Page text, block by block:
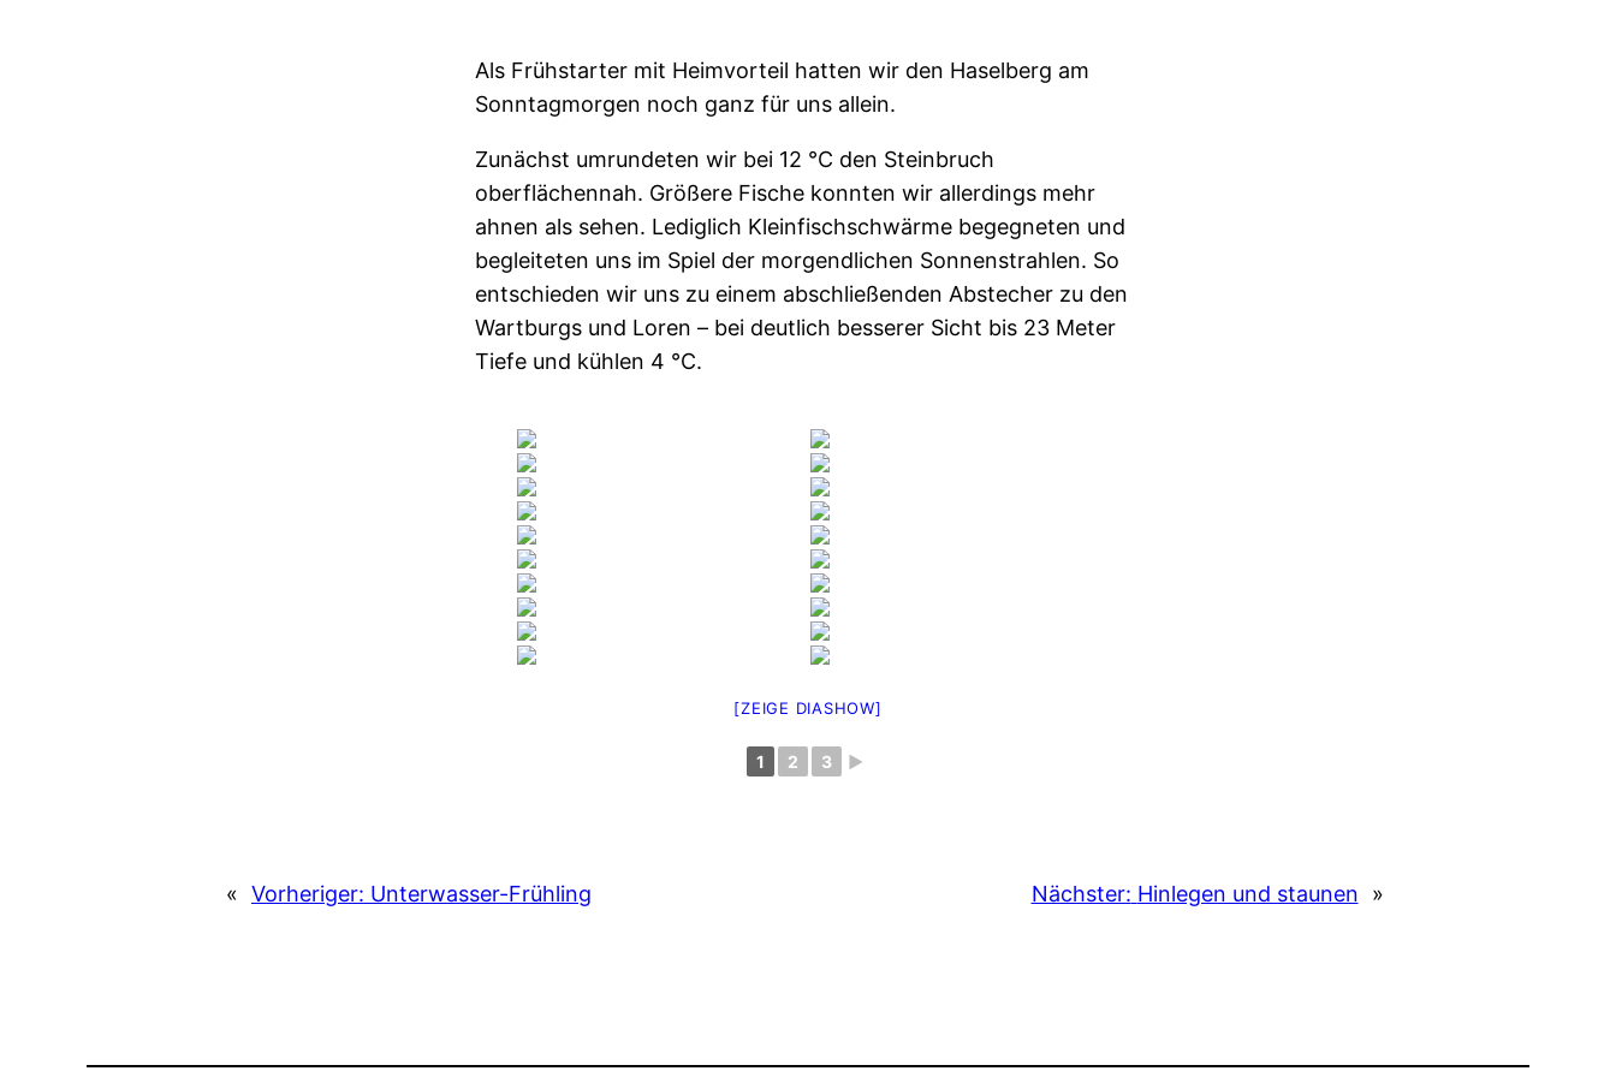
Als Frühstarter mit Heimvorteil hatten wir den Haselberg am
Sonntagmorgen noch ganz für uns allein.
Zunächst umrundeten wir bei 12 °C den Steinbruch
oberflächennah. Größere Fische konnten wir allerdings mehr
ahnen als sehen. Lediglich Kleinfischschwärme begegneten und
begleiteten uns im Spiel der morgendlichen Sonnenstrahlen. So
entschieden wir uns zu einem abschließenden Abstecher zu den
Wartburgs und Loren – bei deutlich besserer Sicht bis 23 Meter
Tiefe und kühlen 4 °C.
[ZEIGE DIASHOW]
1 2 3 ►
« Vorheriger: Unterwasser-Frühling Nächster: Hinlegen und staunen »